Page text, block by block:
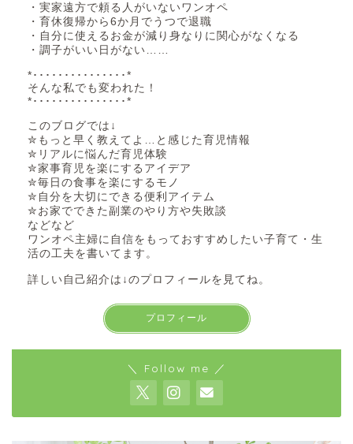
・実家遠方で頼る人がいないワンオペ
・育休復帰から6か月でうつで退職
・自分に使えるお金が減り身なりに関心がなくなる
・調子がいい日がない……
*･･･････････････*
そんな私でも変われた！
*･･･････････････*
このブログでは↓
✮もっと早く教えてよ…と感じた育児情報
✮リアルに悩んだ育児体験
✮家事育児を楽にするアイデア
✮毎日の食事を楽にするモノ
✮自分を大切にできる便利アイテム
✮お家でできた副業のやり方や失敗談
などなど
ワンオペ主婦に自信をもっておすすめしたい子育て・生
活の工夫を書いてます。
詳しい自己紹介は↓のプロフィールを見てね。
プロフィール
＼ Follow me ／